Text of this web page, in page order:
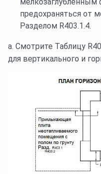
предохраняться от
Разделом R403.1.4.
a. Смотрите Таблицу
для вертикального и